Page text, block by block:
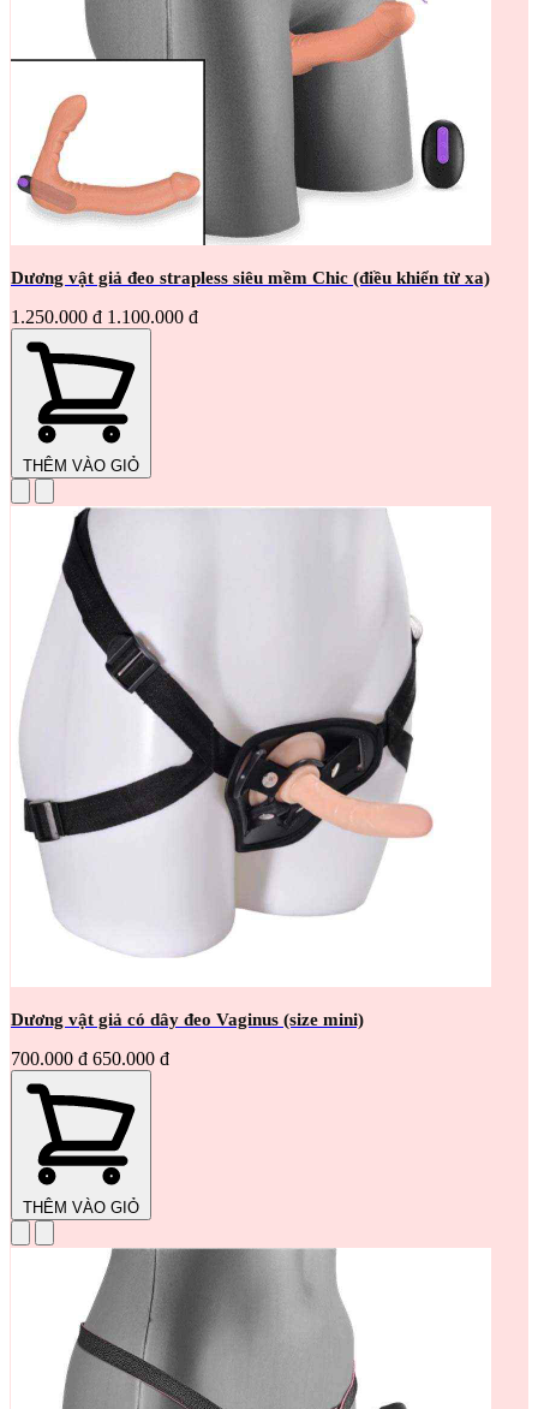
Dương vật giả đeo strapless siêu mềm Chic (điều khiển từ xa)
1.250.000 đ 1.100.000 đ
THÊM VÀO GIỎ
Dương vật giả có dây đeo Vaginus (size mini)
700.000 đ 650.000 đ
THÊM VÀO GIỎ